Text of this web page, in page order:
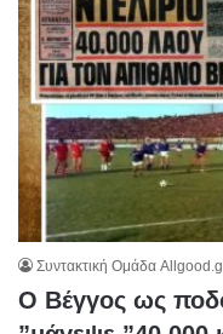
Συντακτική Ομάδα
Ο Βέγγος ως